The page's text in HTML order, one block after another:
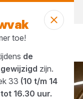
toe!
de
zijn.
33 (10 t/m 14
16.30 uur.